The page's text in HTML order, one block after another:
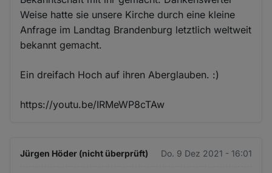
Weise hatte sie unsere Kirche durch eine kleine
Anfrage im Landtag Brandenburg letztlich weltweit
bekannt gemacht.
Ein dreifach Hoch auf ihren Aberglauben. :)
https://youtu.be/IRMeWP8cTAw
Jürgen Höder (nicht überprüft) Do. 9 Dez 2021 - 16:01